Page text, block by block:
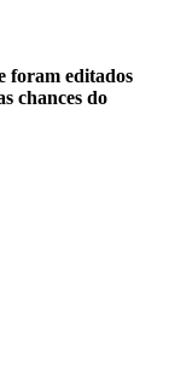
foram editados
chances do